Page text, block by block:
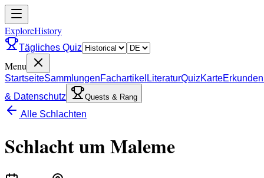
ExploreHistory
Tägliches Quiz
Menu
StartseiteSammlungenFachartikel LiteraturQuizKarteErkunden
& Datenschutz
Quests & Rang
Alle Schlachten
Schlacht um Maleme